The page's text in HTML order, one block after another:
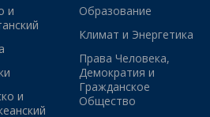
и
и
Образование
Климат и Энергетика
Права Человека,
Демократия и
Гражданское
Общество